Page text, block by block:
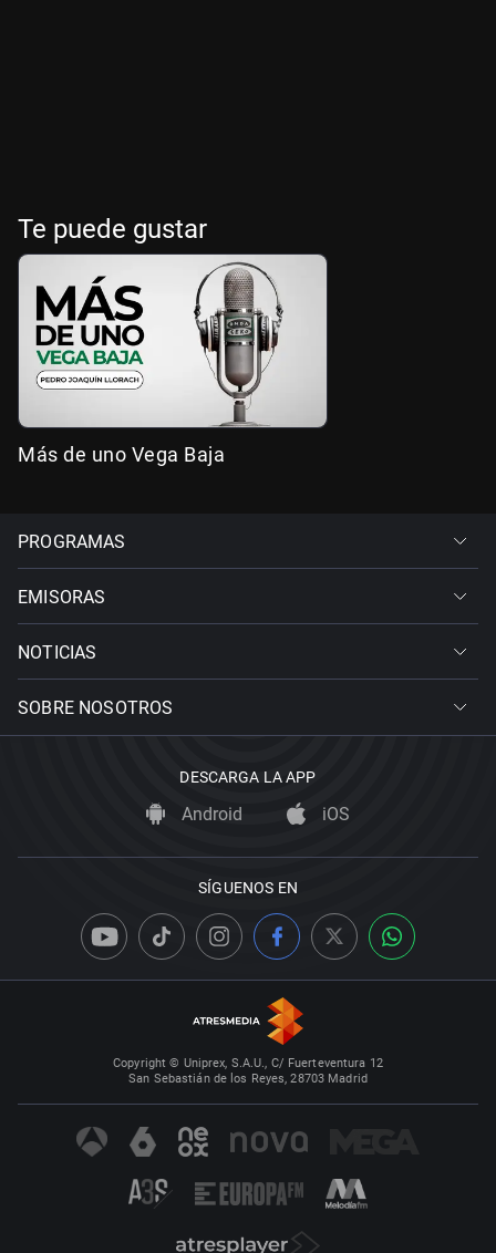
Te puede gustar
Más de uno Vega Baja
PROGRAMAS
EMISORAS
NOTICIAS
SOBRE NOSOTROS
DESCARGA LA APP
Android iOS
SÍGUENOS EN
Copyright © Uniprex, S.A.U., C/ Fuerteventura 12
San Sebastián de los Reyes, 28703 Madrid